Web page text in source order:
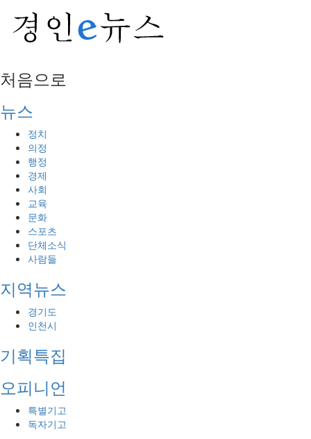
처음으로
뉴스
정치
의정
행정
경제
사회
교육
문화
스포츠
단체소식
사람들
지역뉴스
경기도
인천시
기획특집
오피니언
특별기고
독자기고